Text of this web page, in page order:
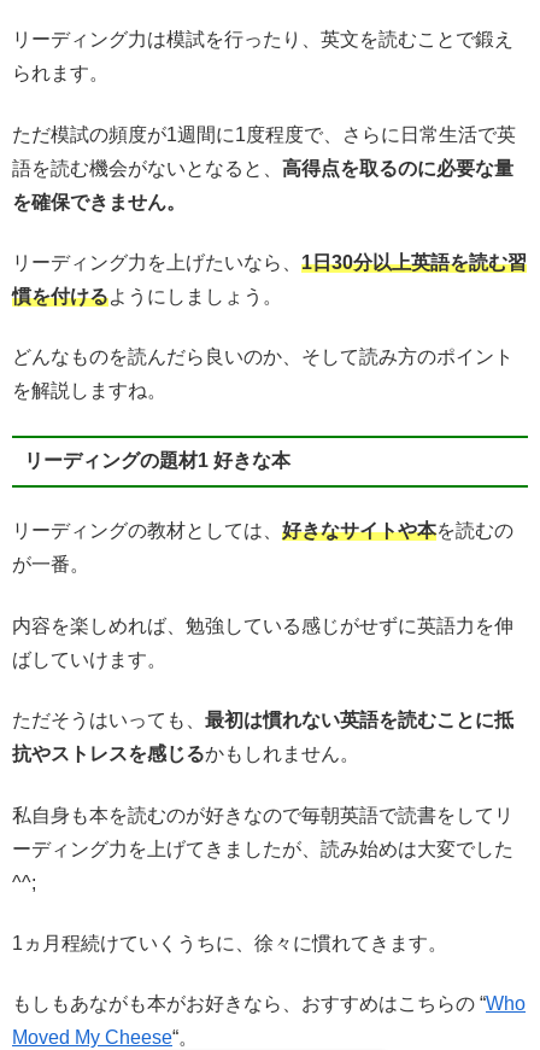
リーディング力は模試を行ったり、英文を読むことで鍛え
られます。
ただ模試の頻度が1週間に1度程度で、さらに日常生活で英
語を読む機会がないとなると、 高得点を取るのに必要な量
を確保できません。
リーディング力を上げたいなら、 1日30分以上英語を読む習
慣を付けるようにしましょう。
どんなものを読んだら良いのか、そして読み方のポイント
を解説しますね。
リーディングの題材1 好きな本
リーディングの教材としては、 好きなサイトや本を読むの
が一番。
内容を楽しめれば、勉強している感じがせずに英語力を伸
ばしていけます。
ただそうはいっても、 最初は慣れない英語を読むことに抵
抗やストレスを感じるかもしれません。
私自身も本を読むのが好きなので毎朝英語で読書をしてリ
ーディング力を上げてきましたが、読み始めは大変でした
^^;
1ヵ月程続けていくうちに、徐々に慣れてきます。
もしもあながも本がお好きなら、おすすめはこちらの “Who
Moved My Cheese“。